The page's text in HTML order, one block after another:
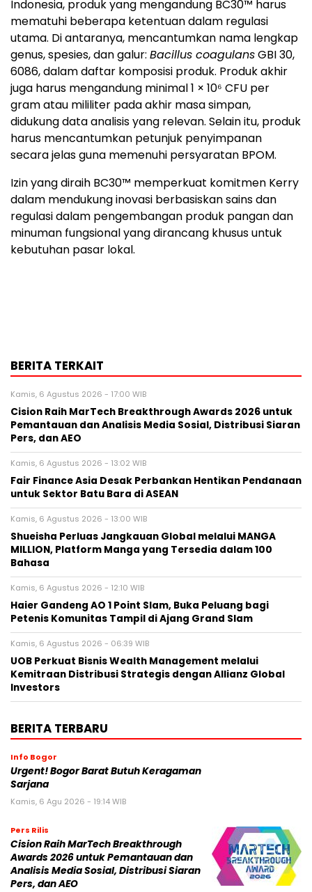
Indonesia, produk yang mengandung BC30™ harus
mematuhi beberapa ketentuan dalam regulasi
utama. Di antaranya, mencantumkan nama lengkap
genus, spesies, dan galur: Bacillus coagulansGBI 30,
6086, dalam daftar komposisi produk. Produk akhir
juga harus mengandung minimal 1 × 10⁶ CFU per
gram atau mililiter pada akhir masa simpan,
didukung data analisis yang relevan. Selain itu, produk
harus mencantumkan petunjuk penyimpanan
secara jelas guna memenuhi persyaratan BPOM.
Izin yang diraih BC30™ memperkuat komitmen Kerry
dalam mendukung inovasi berbasiskan sains dan
regulasi dalam pengembangan produk pangan dan
minuman fungsional yang dirancang khusus untuk
kebutuhan pasar lokal.
BERITA TERKAIT
Kamis, 6 Agustus 2026 - 17:00 WIB
Cision Raih MarTech Breakthrough Awards 2026 untuk
Pemantauan dan Analisis Media Sosial, Distribusi Siaran
Pers, dan AEO
Kamis, 6 Agustus 2026 - 13:02 WIB
Fair Finance Asia Desak Perbankan Hentikan Pendanaan
untuk Sektor Batu Bara di ASEAN
Kamis, 6 Agustus 2026 - 13:00 WIB
Shueisha Perluas Jangkauan Global melalui MANGA
MILLION, Platform Manga yang Tersedia dalam 100
Bahasa
Kamis, 6 Agustus 2026 - 12:10 WIB
Haier Gandeng AO 1 Point Slam, Buka Peluang bagi
Petenis Komunitas Tampil di Ajang Grand Slam
Kamis, 6 Agustus 2026 - 06:39 WIB
UOB Perkuat Bisnis Wealth Management melalui
Kemitraan Distribusi Strategis dengan Allianz Global
Investors
BERITA TERBARU
Info Bogor
Urgent! Bogor Barat Butuh Keragaman
Sarjana
Kamis, 6 Agu 2026 - 19:14 WIB
Pers Rilis
Cision Raih MarTech Breakthrough
Awards 2026 untuk Pemantauan dan
Analisis Media Sosial, Distribusi Siaran
Pers, dan AEO